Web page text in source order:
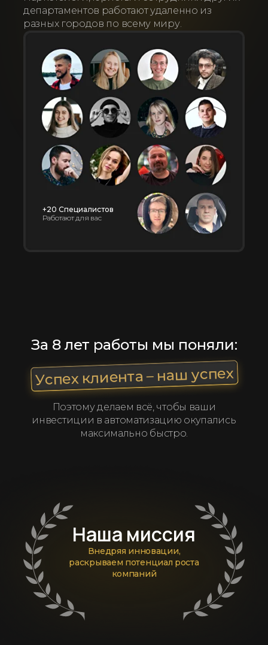
департаментов работают удаленно из
разных городов по всему миру.
+20 Специалистов
Работают для вас
За 8 лет работы мы поняли:
Успех клиента – наш успех
Поэтому делаем всё, чтобы ваши
инвестиции в автоматизацию окупались
максимально быстро.
Наша миссия
Внедряя инновации,
раскрываем потенциал роста
компаний